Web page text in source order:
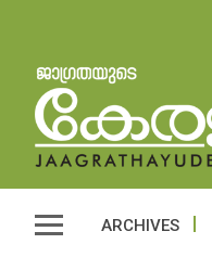
ARCHIVES